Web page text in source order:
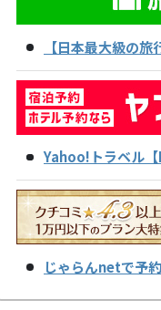
【日本最大級の
Yahoo!トラベル【
じゃらんnetで予